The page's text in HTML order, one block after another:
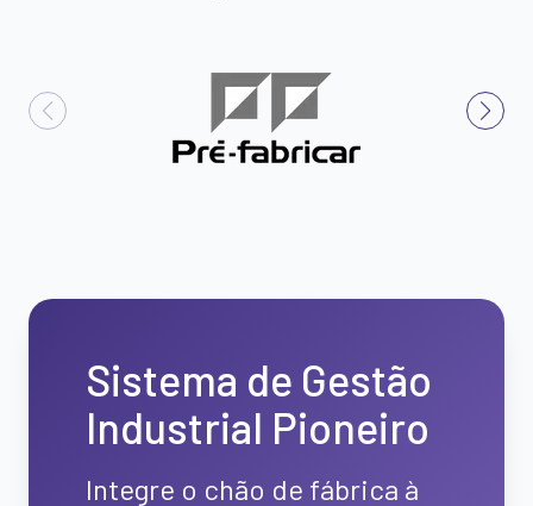
Sistema de Gestão
Industrial Pioneiro
Integre o chão de fábrica à